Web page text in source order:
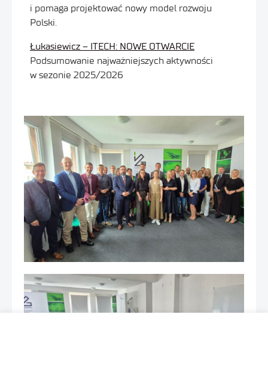
i pomaga projektować nowy model rozwoju
Polski.
Łukasiewicz – ITECH: NOWE OTWARCIE
Podsumowanie najważniejszych aktywności
w sezonie 2025/2026